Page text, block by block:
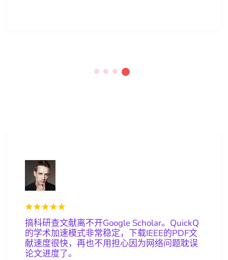
★★★★★
搞科研查文献离不开Google Scholar。QuickQ
的学术加速模式非常稳定，下载IEEE的PDF文
献速度很快，再也不用担心因为网络问题耽误
论文进度了。